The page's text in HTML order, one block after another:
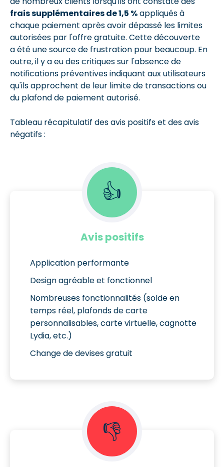
frais supplémentaires de 1,5 %appliqués à
chaque paiement après avoir dépassé les limites
autorisées par l'offre gratuite. Cette découverte
a été une source de frustration pour beaucoup. En
outre, il y a eu des critiques sur l'absence de
notifications préventives indiquant aux utilisateurs
qu'ils approchent de leur limite de transactions ou
du plafond de paiement autorisé.
Tableau récapitulatif des avis positifs et des avis
négatifs :
👍
Avis positifs
Application performante
Design agréable et fonctionnel
Nombreuses fonctionnalités (solde en
temps réel, plafonds de carte
personnalisables, carte virtuelle, cagnotte
Lydia, etc.)
Change de devises gratuit
👎